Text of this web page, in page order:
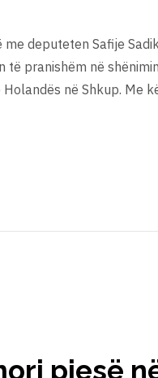
deputeten Safije
të pranishëm në
në Shkup. Me
pjesë